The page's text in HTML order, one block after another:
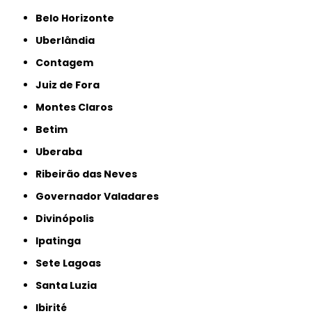
Belo Horizonte
Uberlândia
Contagem
Juiz de Fora
Montes Claros
Betim
Uberaba
Ribeirão das Neves
Governador Valadares
Divinópolis
Ipatinga
Sete Lagoas
Santa Luzia
Ibirité